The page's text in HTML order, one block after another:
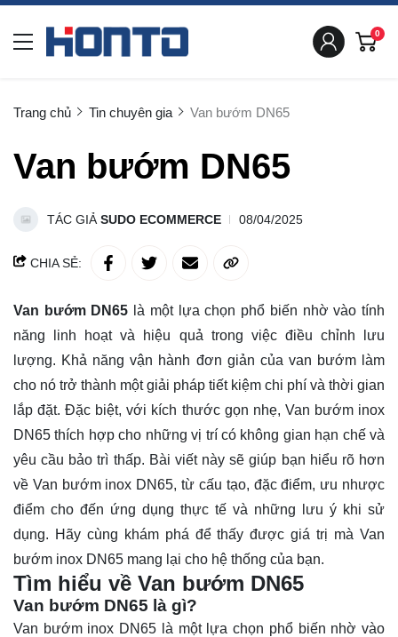
0
Trang chủ Tin chuyên gia Van bướm DN65
Van bướm DN65
TÁC GIẢ SUDO ECOMMERCE 08/04/2025
CHIA SẺ:
Van bướm DN65 là một lựa chọn phổ biến nhờ vào tính
năng linh hoạt và hiệu quả trong việc điều chỉnh lưu
lượng. Khả năng vận hành đơn giản của van bướm làm
cho nó trở thành một giải pháp tiết kiệm chi phí và thời gian
lắp đặt. Đặc biệt, với kích thước gọn nhẹ, Van bướm inox
DN65 thích hợp cho những vị trí có không gian hạn chế và
yêu cầu bảo trì thấp. Bài viết này sẽ giúp bạn hiểu rõ hơn
về Van bướm inox DN65, từ cấu tạo, đặc điểm, ưu nhược
điểm cho đến ứng dụng thực tế và những lưu ý khi sử
dụng. Hãy cùng khám phá để thấy được giá trị mà Van
bướm inox DN65 mang lại cho hệ thống của bạn.
Tìm hiểu về Van bướm DN65
Van bướm DN65 là gì?
Van bướm inox DN65 là một lựa chọn phổ biến nhờ vào